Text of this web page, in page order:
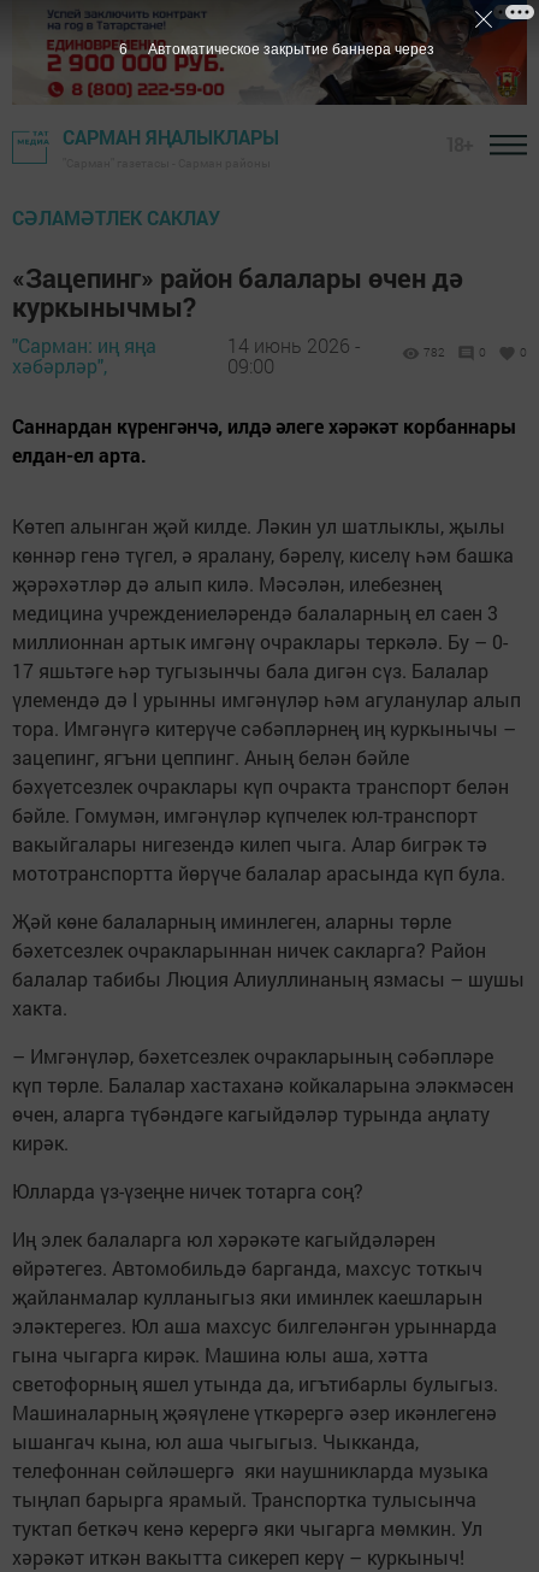
САРМАН ЯҢАЛЫКЛАРЫ
СӘЛАМӘТЛЕК САКЛАУ
«Зацепинг» район балалары өчен дә
куркынычмы?
"Сарман: иң яңа
хәбәрләр",
14 июнь 2026 -
09:00
782 0 0
Саннардан күренгәнчә, илдә әлеге хәрәкәт корбаннары
елдан-ел арта.
Көтеп алынган җәй килде. Ләкин ул шатлыклы, җылы
көннәр генә түгел, ә яралану, бәрелү, киселү һәм башка
җәрәхәтләр дә алып килә. Мәсәлән, илебезнең
медицина учреждениеләрендә балаларның ел саен 3
миллионнан артык имгәнү очраклары теркәлә. Бу – 0-
17 яшьтәге һәр тугызынчы бала дигән сүз. Балалар
үлемендә дә I урынны имгәнүләр һәм агуланулар алып
тора. Имгәнүгә китерүче сәбәпләрнең иң куркынычы –
зацепинг, ягъни цеппинг. Аның белән бәйле
бәхүетсезлек очраклары күп очракта транспорт белән
бәйле. Гомумән, имгәнүләр күпчелек юл-транспорт
вакыйгалары нигезендә килеп чыга. Алар бигрәк тә
мототранспортта йөрүче балалар арасында күп була.
Җәй көне балаларның иминлеген, аларны төрле
бәхетсезлек очракларыннан ничек сакларга? Район
балалар табибы Люция Алиуллинаның язмасы – шушы
хакта.
– Имгәнүләр, бәхетсезлек очракларының сәбәпләре
күп төрле. Балалар хастаханә койкаларына эләкмәсен
өчен, аларга түбәндәге кагыйдәләр турында аңлату
кирәк.
Юлларда үз-үзеңне ничек тотарга соң?
Иң элек балаларга юл хәрәкәте кагыйдәләрен
өйрәтегез. Автомобильдә барганда, махсус тоткыч
җайланмалар кулланыгыз яки иминлек каешларын
эләктерегез. Юл аша махсус билгеләнгән урыннарда
гына чыгарга кирәк. Машина юлы аша, хәтта
светофорның яшел утында да, игътибарлы булыгыз.
Машиналарның җәяүлене үткәрергә әзер икәнлегенә
ышангач кына, юл аша чыгыгыз. Чыкканда,
телефоннан сөйләшергә яки наушникларда музыка
тыңлап барырга ярамый. Транспортка тулысынча
туктап беткәч кенә керергә яки чыгарга мөмкин. Ул
хәрәкәт иткән вакытта сикереп керү – куркыныч!
5 Автоматическое закрытие баннера через